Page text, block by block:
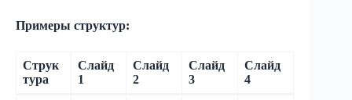
Примеры структур:
Струк
тура
Слайд
1
Слайд
2
Слайд
3
Слайд
4